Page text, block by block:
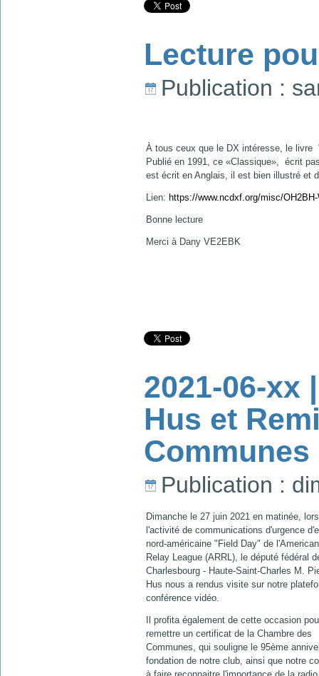
Lecture
Publication :
À tous ceux que le DX intéresse, le livre
Publié en 1991, ce «Classique», écrit
est écrit en Anglais, il est bien illustré et
Lien: https://www.ncdxf.org/misc/
Bonne lecture
Merci à Dany VE2EBK
2021-06-xx
Hus et
Communes
Publication :
Dimanche le 27 juin 2021 en matinée,
l'activité de communications d'urgence
nord-américaine "Field Day" de
Relay League (ARRL), le député fédéral
Charlesbourg - Haute-Saint-Charles M.
Hus nous a rendus visite sur notre
conférence vidéo.
Il profita également de cette occasion
remettre un certificat de la Chambre des
Communes, qui souligne le 95ème
fondation de notre club, ainsi que notre